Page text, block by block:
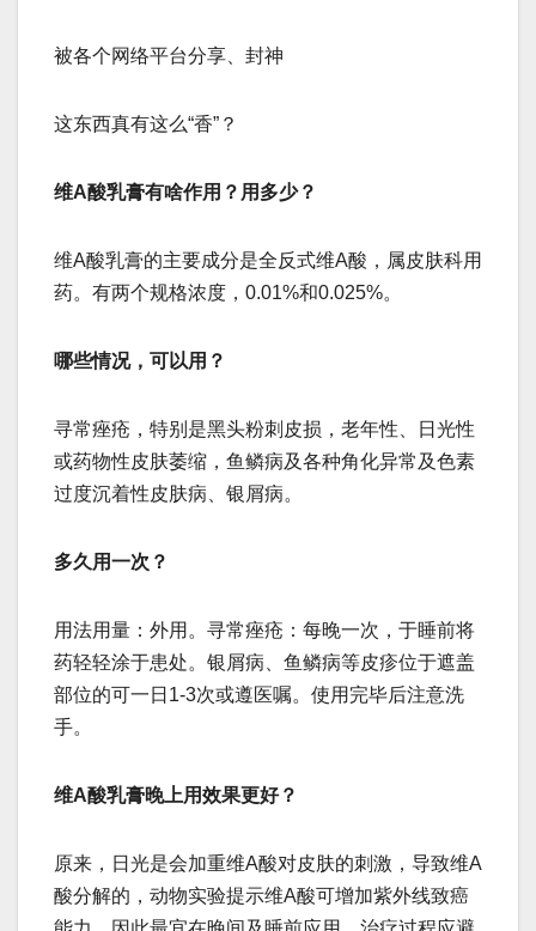
被各个网络平台分享、封神
这东西真有这么“香”？
维A酸乳膏有啥作用？用多少？
维A酸乳膏的主要成分是全反式维A酸，属皮肤科用
药。有两个规格浓度，0.01%和0.025%。
哪些情况，可以用？
寻常痤疮，特别是黑头粉刺皮损，老年性、日光性
或药物性皮肤萎缩，鱼鳞病及各种角化异常及色素
过度沉着性皮肤病、银屑病。
多久用一次？
用法用量：外用。寻常痤疮：每晚一次，于睡前将
药轻轻涂于患处。银屑病、鱼鳞病等皮疹位于遮盖
部位的可一日1-3次或遵医嘱。使用完毕后注意洗
手。
维A酸乳膏晚上用效果更好？
原来，日光是会加重维A酸对皮肤的刺激，导致维A
酸分解的，动物实验提示维A酸可增加紫外线致癌